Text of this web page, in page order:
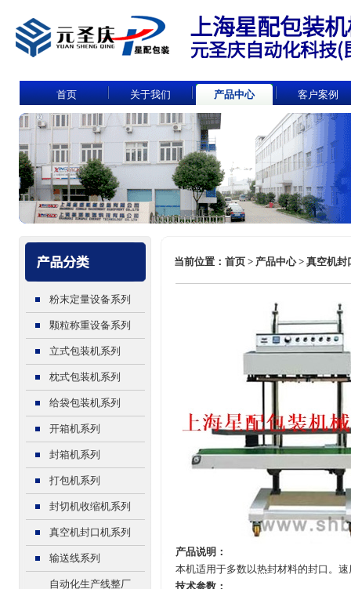
首页 关于我们 产品中心 客户案例
当前位置：首页 > 产品中心 > 真空机
粉末定量设备系列
颗粒称重设备系列
立式包装机系列
枕式包装机系列
给袋包装机系列
开箱机系列
封箱机系列
打包机系列
封切机收缩机系列
真空机封口机系列
输送线系列
自动化生产线整厂
产品说明：
本机适用于多数以热封材料的封口。
技术参数：